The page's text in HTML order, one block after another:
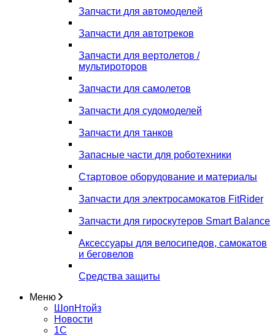
Запчасти для автомоделей
Запчасти для автотреков
Запчасти для вертолетов /
мультироторов
Запчасти для самолетов
Запчасти для судомоделей
Запчасти для танков
Запасные части для роботехники
Стартовое оборудование и материалы
Запчасти для электросамокатов FitRider
Запчасти для гироскутеров Smart Balance
Аксессуары для велосипедов, самокатов
и беговелов
Средства защиты
Меню
ШопНтойз
Новости
1C